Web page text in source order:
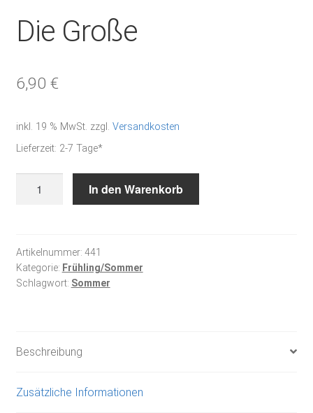
Die Große
6,90 €
inkl. 19 % MwSt. zzgl. Versandkosten
Lieferzeit: 2-7 Tage*
In den Warenkorb
Artikelnummer: 441
Kategorie: Frühling/Sommer
Schlagwort: Sommer
Beschreibung
Zusätzliche Informationen